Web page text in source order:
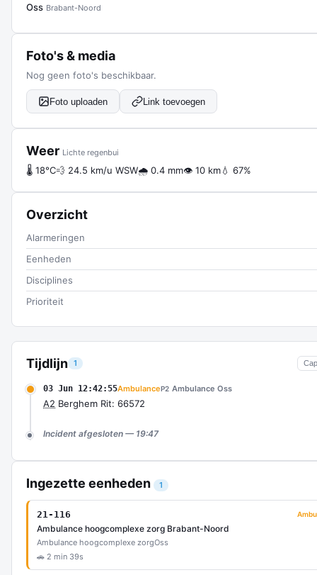
Tijdlijn 1
03 Jun 12:42:55AmbulanceP2 Ambulance Oss
A2 Berghem Rit: 66572
Incident afgesloten — 19:47
Ingezette eenheden 1
21-116
Ambulance hoogcomplexe zorg Brabant-Noord
Ambulance hoogcomplexe zorgOss
🚗 2 min 39s
Oss Brabant-Noord
Foto's & media
Nog geen foto's beschikbaar.
Foto uploaden Link toevoegen
Weer Lichte regenbui
🌡 18°C💨 24.5 km/u WSW🌧 0.4 mm👁 10 km💧 67%
Overzicht
Alarmeringen
Eenheden
Disciplines
Prioriteit